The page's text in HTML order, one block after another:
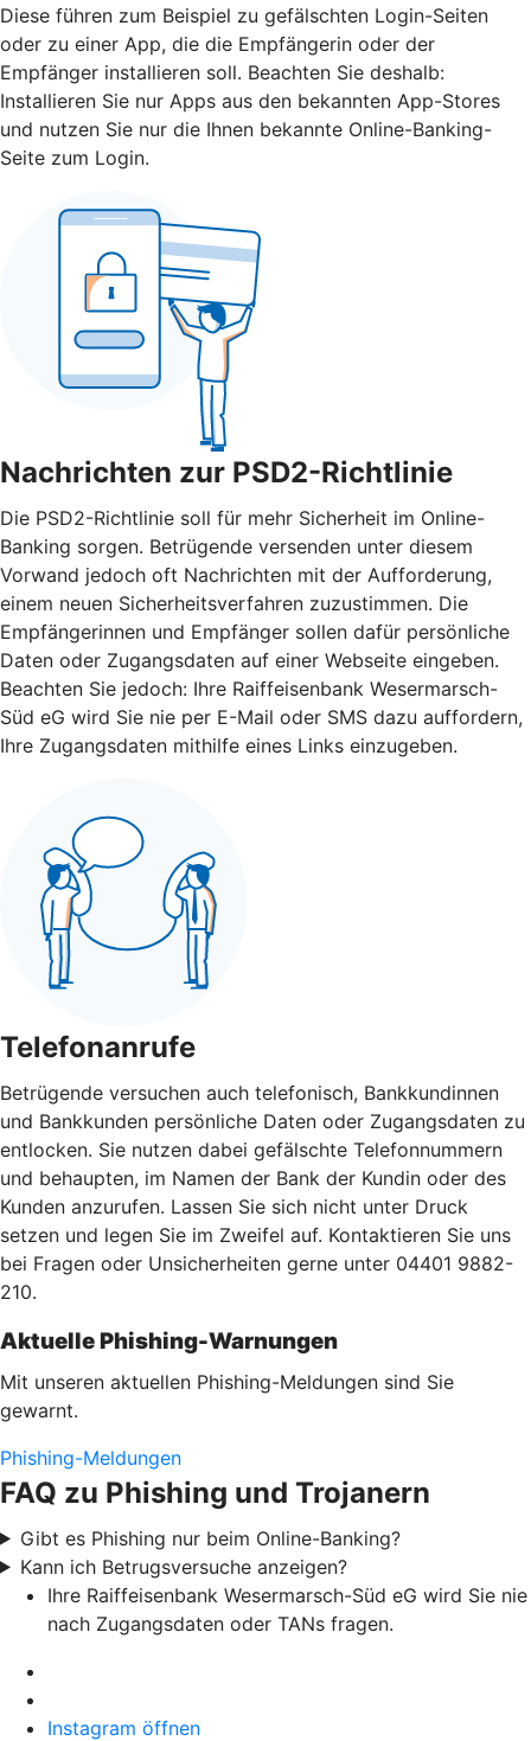
Diese führen zum Beispiel zu gefälschten Login-Seiten
oder zu einer App, die die Empfängerin oder der
Empfänger installieren soll. Beachten Sie deshalb:
Installieren Sie nur Apps aus den bekannten App-Stores
und nutzen Sie nur die Ihnen bekannte Online-Banking-
Seite zum Login.
Nachrichten zur PSD2-Richtlinie
Die PSD2-Richtlinie soll für mehr Sicherheit im Online-
Banking sorgen. Betrügende versenden unter diesem
Vorwand jedoch oft Nachrichten mit der Aufforderung,
einem neuen Sicherheitsverfahren zuzustimmen. Die
Empfängerinnen und Empfänger sollen dafür persönliche
Daten oder Zugangsdaten auf einer Webseite eingeben.
Beachten Sie jedoch: Ihre Raiffeisenbank Wesermarsch-
Süd eG wird Sie nie per E-Mail oder SMS dazu auffordern,
Ihre Zugangsdaten mithilfe eines Links einzugeben.
Telefonanrufe
Betrügende versuchen auch telefonisch, Bankkundinnen
und Bankkunden persönliche Daten oder Zugangsdaten zu
entlocken. Sie nutzen dabei gefälschte Telefonnummern
und behaupten, im Namen der Bank der Kundin oder des
Kunden anzurufen. Lassen Sie sich nicht unter Druck
setzen und legen Sie im Zweifel auf. Kontaktieren Sie uns
bei Fragen oder Unsicherheiten gerne unter 04401 9882-
210.
Aktuelle Phishing-Warnungen
Mit unseren aktuellen Phishing-Meldungen sind Sie
gewarnt.
Phishing-Meldungen
FAQ zu Phishing und Trojanern
Gibt es Phishing nur beim Online-Banking?
Kann ich Betrugsversuche anzeigen?
Ihre Raiffeisenbank Wesermarsch-Süd eG wird Sie nie
nach Zugangsdaten oder TANs fragen.
Instagram öffnen